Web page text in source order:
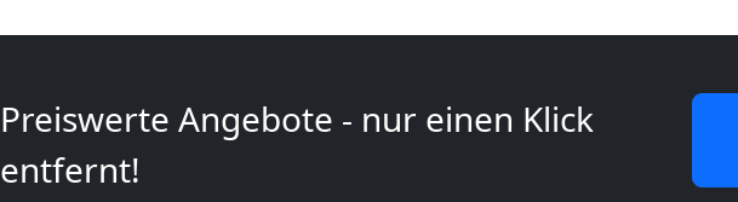
Preiswerte Angebote - nur einen Klick
entfernt!